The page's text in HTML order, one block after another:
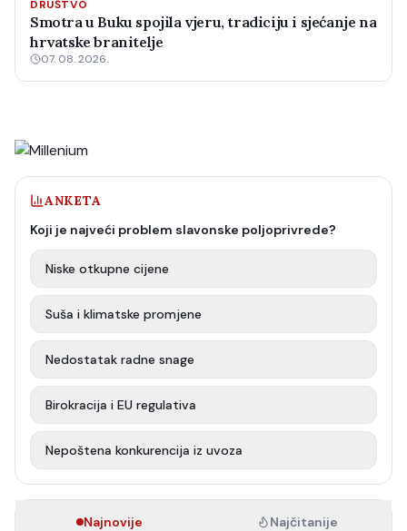
DRUŠTVO
Smotra u Buku spojila vjeru, tradiciju i sjećanje na
hrvatske branitelje
07. 08. 2026.
ANKETA
Koji je najveći problem slavonske poljoprivrede?
Niske otkupne cijene
Suša i klimatske promjene
Nedostatak radne snage
Birokracija i EU regulativa
Nepoštena konkurencija iz uvoza
Najnovije Najčitanije